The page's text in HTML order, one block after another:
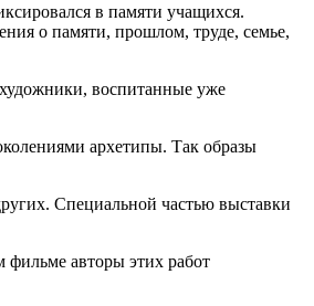
в памяти учащихся.
о памяти, прошлом, труде, семье,
воспитанные уже
архетипы. Так образы
Специальной частью выставки
авторы этих работ